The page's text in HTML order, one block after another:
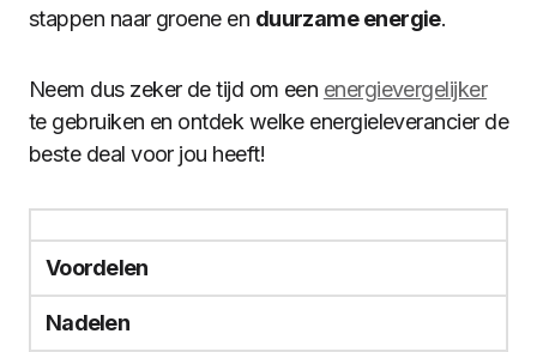
stappen naar groene en duurzame energie.
Neem dus zeker de tijd om een energievergelijker
te gebruiken en ontdek welke energieleverancier de
beste deal voor jou heeft!
Voordelen
Nadelen